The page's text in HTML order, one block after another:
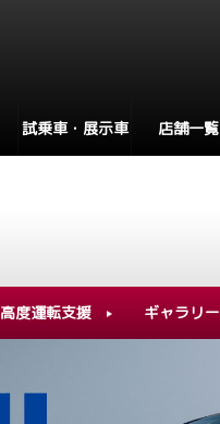
試乗車・展示車 店舗一覧
高度運転支援 ギャラリー